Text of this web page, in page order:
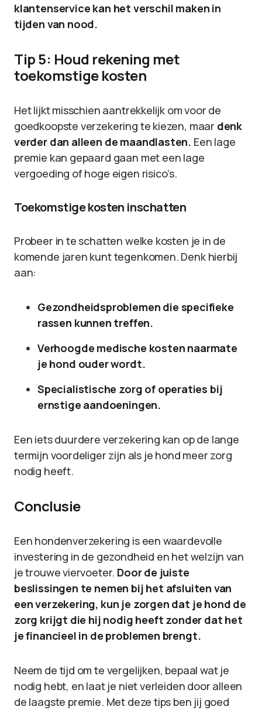
klantenservice kan het verschil maken in
tijden van nood.
Tip 5: Houd rekening met
toekomstige kosten
Het lijkt misschien aantrekkelijk om voor de
goedkoopste verzekering te kiezen, maar denk
verder dan alleen de maandlasten. Een lage
premie kan gepaard gaan met een lage
vergoeding of hoge eigen risico’s.
Toekomstige kosten inschatten
Probeer in te schatten welke kosten je in de
komende jaren kunt tegenkomen. Denk hierbij
aan:
Gezondheidsproblemen die specifieke
rassen kunnen treffen.
Verhoogde medische kosten naarmate
je hond ouder wordt.
Specialistische zorg of operaties bij
ernstige aandoeningen.
Een iets duurdere verzekering kan op de lange
termijn voordeliger zijn als je hond meer zorg
nodig heeft.
Conclusie
Een hondenverzekering is een waardevolle
investering in de gezondheid en het welzijn van
je trouwe viervoeter. Door de juiste
beslissingen te nemen bij het afsluiten van
een verzekering, kun je zorgen dat je hond de
zorg krijgt die hij nodig heeft zonder dat het
je financieel in de problemen brengt.
Neem de tijd om te vergelijken, bepaal wat je
nodig hebt, en laat je niet verleiden door alleen
de laagste premie. Met deze tips ben jij goed